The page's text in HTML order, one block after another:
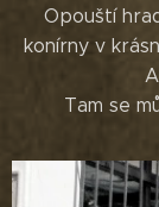
Opouští
konírny v
Tam se